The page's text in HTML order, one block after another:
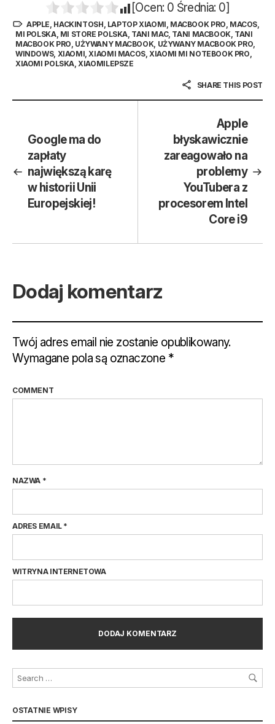
[Ocen: 0 Średnia: 0]
APPLE, HACKINTOSH, LAPTOP XIAOMI, MACBOOK PRO, MACOS,
MI POLSKA, MI STORE POLSKA, TANI MAC, TANI MACBOOK, TANI
MACBOOK PRO, UŻYWANY MACBOOK, UŻYWANY MACBOOK PRO,
WINDOWS, XIAOMI,XIAOMI MACOS,XIAOMI MI NOTEBOOK PRO,
XIAOMI POLSKA,XIAOMILEPSZE
SHARE THIS POST
Google ma do
zapłaty
największą karę
w historii Unii
Europejskiej!
Apple
błyskawicznie
zareagowało na
problemy
YouTubera z
procesorem Intel
Core i9
Dodaj komentarz
Twój adres email nie zostanie opublikowany.
Wymagane pola są oznaczone *
COMMENT
NAZWA *
ADRES EMAIL *
WITRYNA INTERNETOWA
OSTATNIE WPISY